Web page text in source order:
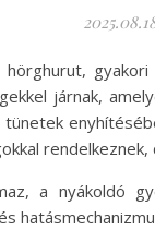
járnak,
a nyákoldó